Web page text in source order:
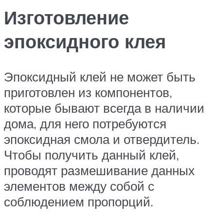
Изготовление
эпоксидного клея
Эпоксидный клей не может быть
приготовлен из компонентов,
которые бывают всегда в наличии
дома, для него потребуются
эпоксидная смола и отвердитель.
Чтобы получить данный клей,
проводят размешивание данных
элементов между собой с
соблюдением пропорций.